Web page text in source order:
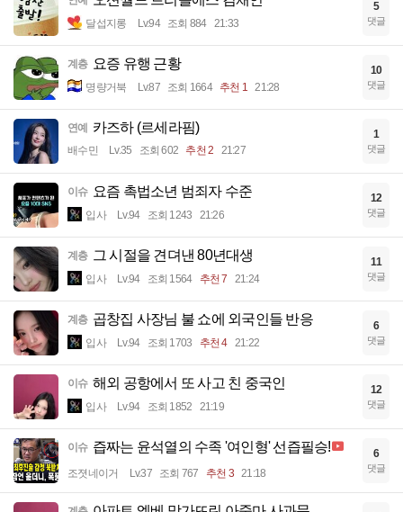
달섭지롱 Lv.94 조회 884 21:33
5
댓글
계층 요증 유행 근황
명량거북 Lv.87 조회 1664 추천 1 21:28
10
댓글
연예 카즈하 (르세라핌)
배수민 Lv.35 조회 602 추천 2 21:27
1
댓글
이슈 요즘 촉법소년 범죄자 수준
입사 Lv.94 조회 1243 21:26
12
댓글
계층 그 시절을 견뎌낸 80년대생
입사 Lv.94 조회 1564 추천 7 21:24
11
댓글
계층 곱창집 사장님 불 쇼에 외국인들 반응
입사 Lv.94 조회 1703 추천 4 21:22
6
댓글
이슈 해외 공항에서 또 사고 친 중국인
입사 Lv.94 조회 1852 21:19
12
댓글
이슈 즙짜는 윤석열의 수족 '여인형' 선즙필승!
조졋네이거 Lv.37 조회 767 추천 3 21:18
6
댓글